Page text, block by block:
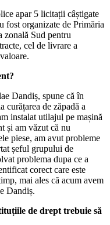
apar 5 licitații câștigate
fost organizate de Primăria
zonală Sud pentru
cel de livrare a
Dandiș, spune că în
curățarea de zăpadă a
instalat utilajul pe mașină
și am văzut că nu
piese, am avut probleme
șeful grupului de
problema dupa ce a
corect care este
mai ales că acum avem
Dandiș.
de drept trebuie să